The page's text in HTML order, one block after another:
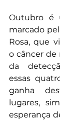
Outubro é
marcado
Rosa, que
o câncer de
da
essas
ganha
lugares,
esperança